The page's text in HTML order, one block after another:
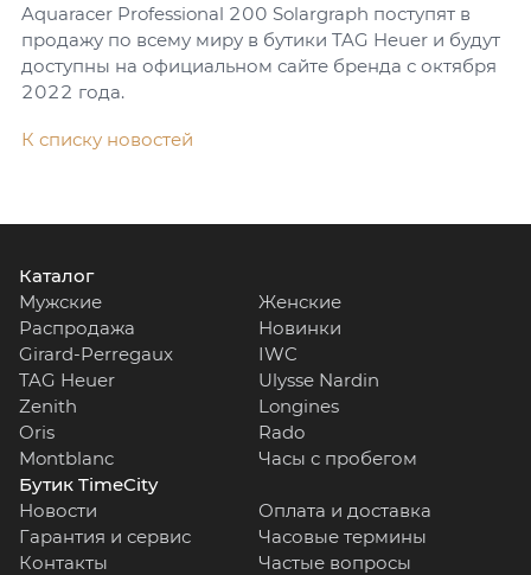
Aquaracer Professional 200 Solargraph поступят в
продажу по всему миру в бутики TAG Heuer и будут
доступны на официальном сайте бренда с октября
2022 года.
К списку новостей
Каталог
Мужские
Женские
Распродажа
Новинки
Girard-Perregaux
IWC
TAG Heuer
Ulysse Nardin
Zenith
Longines
Oris
Rado
Montblanc
Часы с пробегом
Бутик TimeCity
Новости
Оплата и доставка
Гарантия и сервис
Часовые термины
Контакты
Частые вопросы